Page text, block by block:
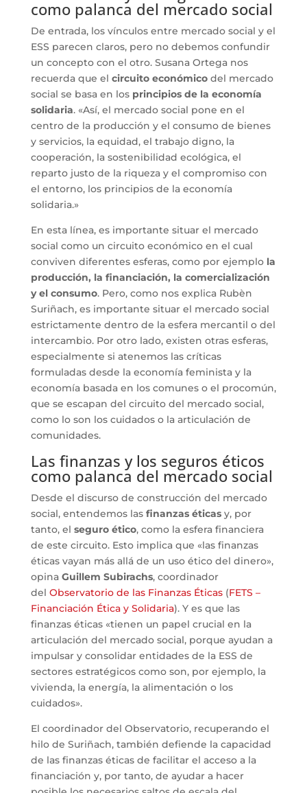
como palanca del mercado social
De entrada, los vínculos entre mercado social y el
ESS parecen claros, pero no debemos confundir
un concepto con el otro. Susana Ortega nos
recuerda que el circuito económicodel mercado
social se basa en los principios de la economía
solidaria. «Así, el mercado social pone en el
centro de la producción y el consumo de bienes
y servicios, la equidad, el trabajo digno, la
cooperación, la sostenibilidad ecológica, el
reparto justo de la riqueza y el compromiso con
el entorno, los principios de la economía
solidaria.»
En esta línea, es importante situar el mercado
social como un circuito económico en el cual
conviven diferentes esferas, como por ejemplo la
producción, la financiación, la comercialización
y el consumo. Pero, como nos explica Rubèn
Suriñach, es importante situar el mercado social
estrictamente dentro de la esfera mercantil o del
intercambio. Por otro lado, existen otras esferas,
especialmente si atenemos las críticas
formuladas desde la economía feminista y la
economía basada en los comunes o el procomún,
que se escapan del circuito del mercado social,
como lo son los cuidados o la articulación de
comunidades.
Las finanzas y los seguros éticos
como palanca del mercado social
Desde el discurso de construcción del mercado
social, entendemos las finanzas éticas y, por
tanto, el seguro ético, como la esfera financiera
de este circuito. Esto implica que «las finanzas
éticas vayan más allá de un uso ético del dinero»,
opina Guillem Subirachs, coordinador
del Observatorio de las Finanzas Éticas(FETS –
Financiación Ética y Solidaria). Y es que las
finanzas éticas «tienen un papel crucial en la
articulación del mercado social, porque ayudan a
impulsar y consolidar entidades de la ESS de
sectores estratégicos como son, por ejemplo, la
vivienda, la energía, la alimentación o los
cuidados».
El coordinador del Observatorio, recuperando el
hilo de Suriñach, también defiende la capacidad
de las finanzas éticas de facilitar el acceso a la
financiación y, por tanto, de ayudar a hacer